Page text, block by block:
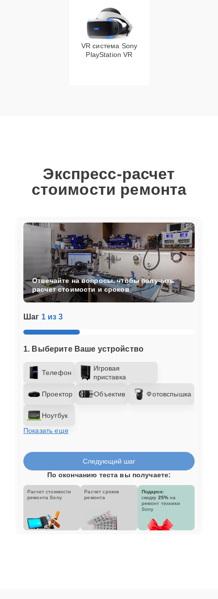
VR система Sony
PlayStation VR
Экспресс-расчет
стоимости ремонта
Шаг 1 из 3
1. Выберите Ваше устройство
Телефон
Игровая
приставка
Проектор Объектив Фотовспышка
Ноутбук
Показать еще
Отвечайте на вопросы, чтобы получить
расчет стоимости и сроков
Следующий шаг
По окончанию теста вы получаете:
Расчет стоимости
ремонта Sony
Расчет сроков
ремонта
Подарок:
скидку 25% на
ремонт техники
Sony